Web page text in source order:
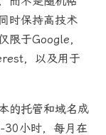
时保持高技术
限于Google，
，以及用于
的托管和域名成
30小时，每月在